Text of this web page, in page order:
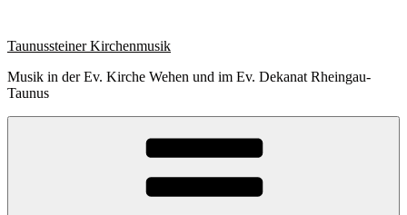
springen
Taunussteiner Kirchenmusik
Musik in der Ev. Kirche Wehen und im Ev. Dekanat Rheingau-
Taunus